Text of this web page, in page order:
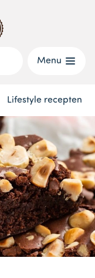
Menu
Lifestyle recepten